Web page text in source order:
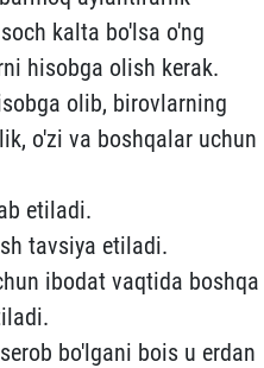
kalta bo'lsa o'ng
hisobga olish kerak.
olib, birovlarning
o'zi va boshqalar uchun
etiladi.
tavsiya etiladi.
ibodat vaqtida boshqa
bo'lgani bois u erdan